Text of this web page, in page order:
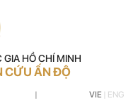
GIA HỒ CHÍ MINH
CỨU ẤN ĐỘ
| VIE ENG